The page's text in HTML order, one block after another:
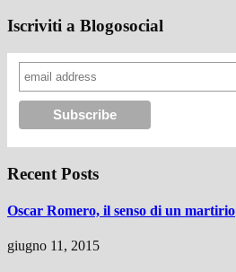
Iscriviti a Blogosocial
Recent Posts
Oscar Romero, il senso di un martirio
giugno 11, 2015